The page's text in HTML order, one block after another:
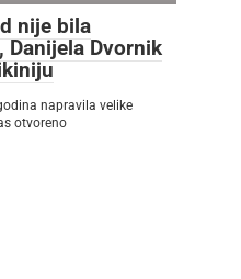
nije bila
Dvornik
napravila velike
otvoreno